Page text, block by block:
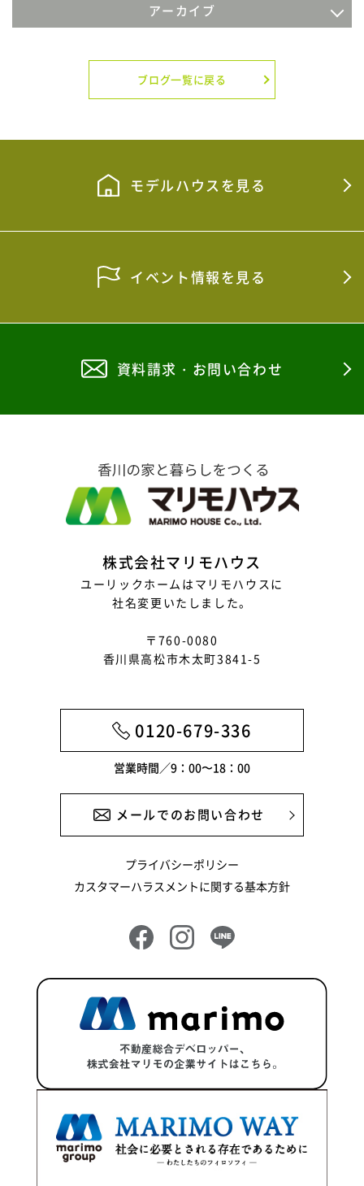
アーカイブ
2026年6月
2026年4月
2026年3月
2025年12月
2025年9月
2025年8月
2025年6月
2025年5月
2025年3月
2025年2月
2025年1月
2024年11月
2024年10月
2024年9月
2024年8月
2024年7月
2024年6月
2024年4月
2024年3月
2024年2月
2024年1月
2023年10月
ブログ一覧に戻る
モデルハウスを見る
イベント情報を見る
資料請求・お問い合わせ
株式会社マリモハウス
ユーリックホームはマリモハウスに
社名変更いたしました。
〒760-0080
香川県高松市木太町3841-5
0120-679-336
営業時間／9：00〜18：00
メールでのお問い合わせ
プライバシーポリシー
カスタマーハラスメントに関する基本方針